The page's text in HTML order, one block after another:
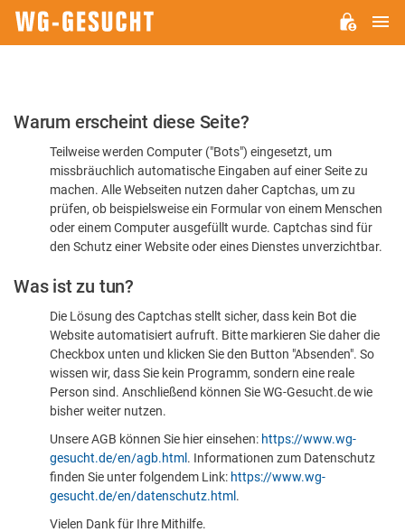
Bitte
dass
sind
Warum erscheint diese Seite?
Teilweise werden Computer ("Bots") eingesetzt, um
missbräuchlich automatische Eingaben auf einer Seite zu
machen. Alle Webseiten nutzen daher Captchas, um zu
prüfen, ob beispielsweise ein Formular von einem Menschen
oder einem Computer ausgefüllt wurde. Captchas sind für
den Schutz einer Website oder eines Dienstes unverzichtbar.
Was ist zu tun?
Die Lösung des Captchas stellt sicher, dass kein Bot die
Website automatisiert aufruft. Bitte markieren Sie daher die
Checkbox unten und klicken Sie den Button "Absenden". So
wissen wir, dass Sie kein Programm, sondern eine reale
Person sind. Anschließend können Sie WG-Gesucht.de wie
bisher weiter nutzen.
Unsere AGB können Sie hier einsehen: https://www.wg-
gesucht.de/en/agb.html . Informationen zum Datenschutz
finden Sie unter folgendem Link: https://www.wg-
gesucht.de/en/datenschutz.html .
Vielen Dank für Ihre Mithilfe.